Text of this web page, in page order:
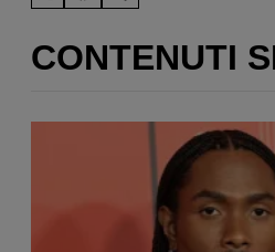
CONTENUTI